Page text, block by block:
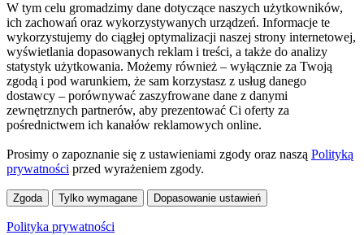
W tym celu gromadzimy dane dotyczące naszych użytkowników,
ich zachowań oraz wykorzystywanych urządzeń. Informacje te
wykorzystujemy do ciągłej optymalizacji naszej strony internetowej,
wyświetlania dopasowanych reklam i treści, a także do analizy
statystyk użytkowania. Możemy również – wyłącznie za Twoją
zgodą i pod warunkiem, że sam korzystasz z usług danego
dostawcy – porównywać zaszyfrowane dane z danymi
zewnętrznych partnerów, aby prezentować Ci oferty za
pośrednictwem ich kanałów reklamowych online.
Prosimy o zapoznanie się z ustawieniami zgody oraz naszą Polityką
prywatności przed wyrażeniem zgody.
Zgoda Tylko wymagane Dopasowanie ustawień
Polityka prywatności